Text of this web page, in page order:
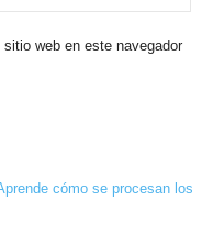
web en este navegador
cómo se procesan los